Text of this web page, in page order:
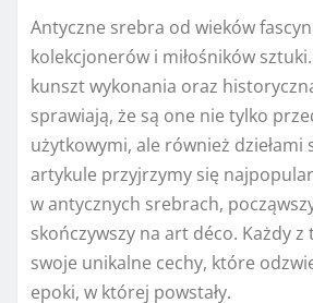
Antyczne srebra od wieków
kolekcjonerów i miłośników
kunszt wykonania oraz
sprawiają, że są one nie tylko
użytkowymi, ale również dziełami
artykule przyjrzymy się
w antycznych srebrach,
skończywszy na art déco. Każdy
swoje unikalne cechy, które
epoki, w której powstały.